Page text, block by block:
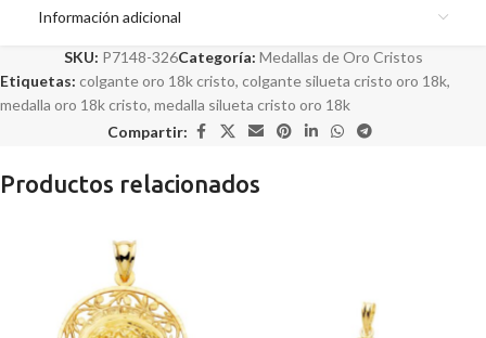
Información adicional
SKU: P7148-326Categoría: Medallas de Oro Cristos
Etiquetas: colgante oro 18k cristo, colgante silueta cristo oro 18k,
medalla oro 18k cristo, medalla silueta cristo oro 18k
Compartir:
Productos relacionados